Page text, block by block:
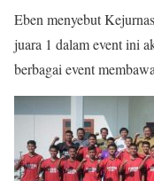
Eben menyebut
juara 1 dalam event ini
berbagai event